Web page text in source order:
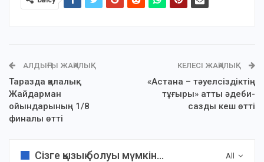
АЛДЫҢҒЫ ЖАҢАЛЫҚ
Таразда қалалық
Жайдарман
ойындарының 1/8
финалы өтті
КЕЛЕСІ ЖАҢАЛЫҚ
«Астана – тәуелсіздіктің
тұғыры» атты әдеби-
сазды кеш өтті
All
Сізге қызық болуы мүмкін...